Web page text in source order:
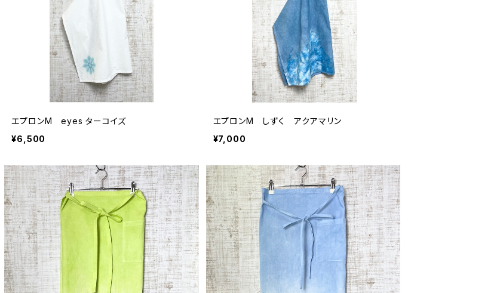
エプロンM eyes ターコイズ
¥6,500
エプロンM しずく アクアマリン
¥7,000